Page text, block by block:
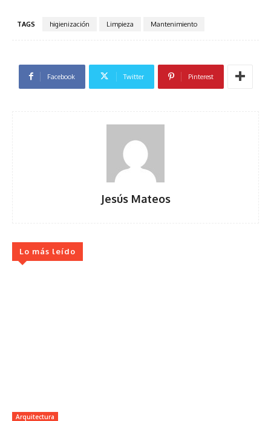
TAGS higienización Limpieza Mantenimiento
Facebook Twitter Pinterest
Jesús Mateos
Lo más leído
Arquitectura